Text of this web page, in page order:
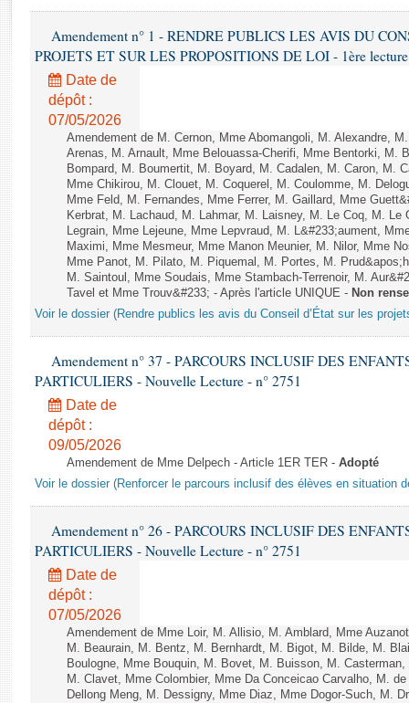
Rapports sur l'application des lois
Baromètre de l’application des lois
Dossiers législatifs
Budget et sécurité sociale
Questions écrites et orales
Comptes rendus des débats
Amendement n° 1 - RENDRE PUBLICS LES AVIS DU
PROJETS ET SUR LES PROPOSITIONS DE LOI - 1ère lecture
Date de
dépôt :
07/05/2026
Amendement de M. Cernon, Mme Abomangoli, M. Alexandre,
Arenas, M. Arnault, Mme Belouassa-Cherifi, Mme Bentorki, M.
Bompard, M. Boumertit, M. Boyard, M. Cadalen, M. Caron, M.
Mme Chikirou, M. Clouet, M. Coquerel, M. Coulomme, M.
Mme Feld, M. Fernandes, Mme Ferrer, M. Gaillard, Mme
Kerbrat, M. Lachaud, M. Lahmar, M. Laisney, M. Le Coq, M. Le
Legrain, Mme Lejeune, Mme Lepvraud, M. L&#233;aument,
Maximi, Mme Mesmeur, Mme Manon Meunier, M. Nilor, Mme
Mme Panot, M. Pilato, M. Piquemal, M. Portes, M.
M. Saintoul, Mme Soudais, Mme Stambach-Terrenoir, M.
Tavel et Mme Trouv&#233; - Après l'article UNIQUE - Non
Voir le dossier (Rendre publics les avis du Conseil d’État sur les
Amendement n° 37 - PARCOURS INCLUSIF DES
PARTICULIERS - Nouvelle Lecture - n° 2751
Date de
dépôt :
09/05/2026
Amendement de Mme Delpech - Article 1ER TER - Adopté
Voir le dossier (Renforcer le parcours inclusif des élèves en situation
Amendement n° 26 - PARCOURS INCLUSIF DES
PARTICULIERS - Nouvelle Lecture - n° 2751
Date de
dépôt :
07/05/2026
Amendement de Mme Loir, M. Allisio, M. Amblard, Mme
M. Beaurain, M. Bentz, M. Bernhardt, M. Bigot, M. Bilde, M.
Boulogne, Mme Bouquin, M. Bovet, M. Buisson, M.
M. Clavet, Mme Colombier, Mme Da Conceicao Carvalho, M.
Dellong Meng, M. Dessigny, Mme Diaz, Mme Dogor-Such, M.